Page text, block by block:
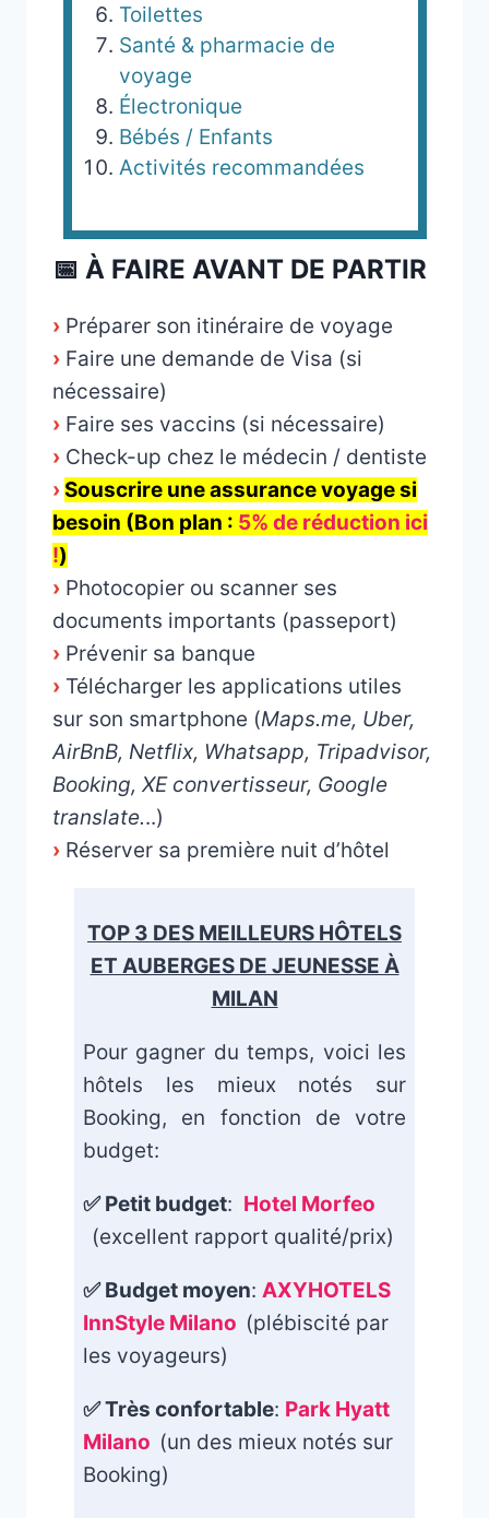
Toilettes
Santé & pharmacie de
voyage
Électronique
Bébés / Enfants
Activités recommandées
📅 À FAIRE AVANT DE PARTIR
› Préparer son itinéraire de voyage
› Faire une demande de Visa (si
nécessaire)
› Faire ses vaccins (si nécessaire)
› Check-up chez le médecin / dentiste
› Souscrire une assurance voyage si
besoin (Bon plan : 5% de réduction ici
!)
› Photocopier ou scanner ses
documents importants (passeport)
› Prévenir sa banque
› Télécharger les applications utiles
sur son smartphone (Maps.me, Uber,
AirBnB, Netflix, Whatsapp, Tripadvisor,
Booking, XE convertisseur, Google
translate...)
› Réserver sa première nuit d’hôtel
TOP 3 DES MEILLEURS HÔTELS
ET AUBERGES DE JEUNESSE À
MILAN
Pour gagner du temps, voici les
hôtels les mieux notés sur
Booking, en fonction de votre
budget:
✅ Petit budget: Hotel Morfeo
(excellent rapport qualité/prix)
✅ Budget moyen: AXYHOTELS
InnStyle Milano (plébiscité par
les voyageurs)
✅ Très confortable: Park Hyatt
Milano (un des mieux notés sur
Booking)